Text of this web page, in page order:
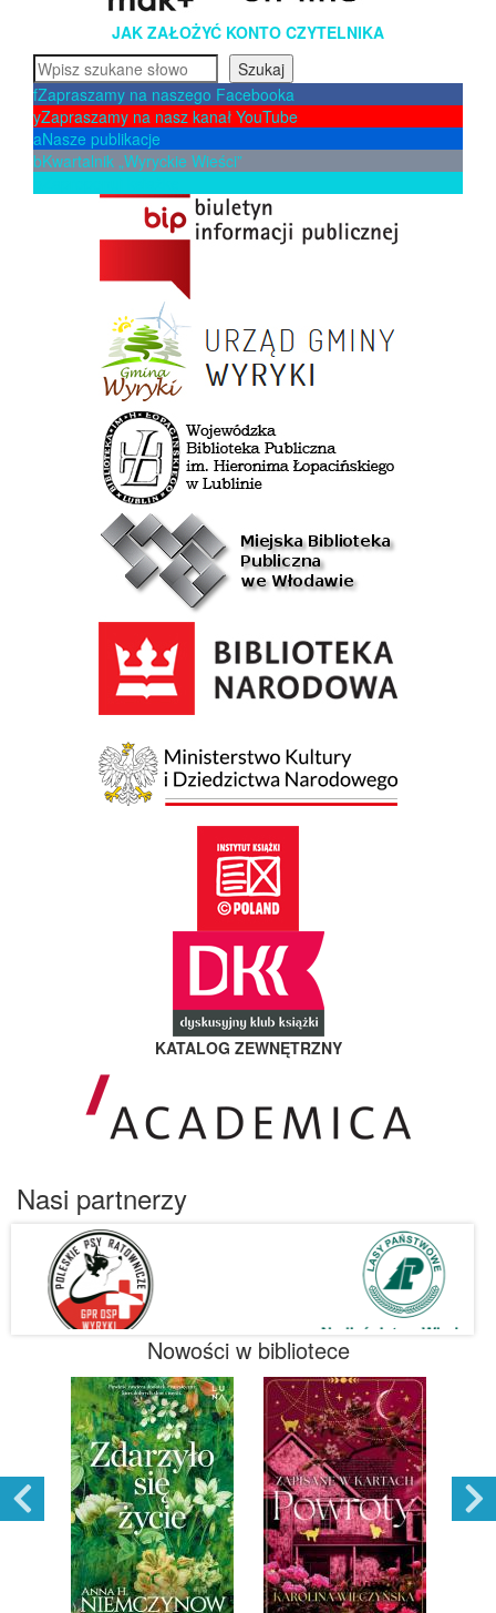
JAK ZAŁOŻYĆ KONTO CZYTELNIKA
Szukaj
Szukaj
fZapraszamy na naszego Facebooka
yZapraszamy na nasz kanał YouTube
aNasze publikacje
bKwartalnik „Wyryckie Wieści”
KATALOG ZEWNĘTRZNY
Nasi partnerzy
Nowości w bibliotece